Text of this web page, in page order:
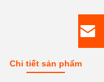
Chi tiết sản phẩm